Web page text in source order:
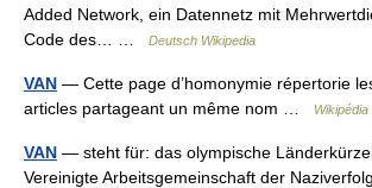
Added Network, ein Datennetz mit
Code des… …
Deutsch Wikipedia
VAN — Cette page d’homonymie répertorie
articles partageant un même nom …
VAN — steht für: das olympische
Vereinigte Arbeitsgemeinschaft der